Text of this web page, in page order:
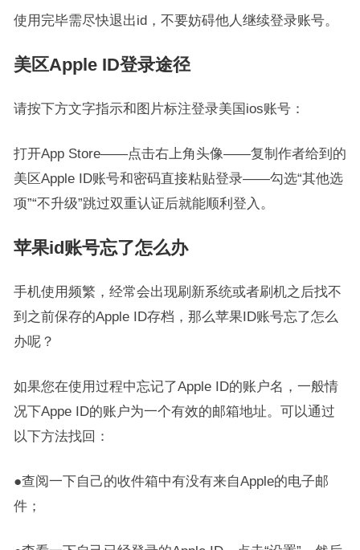
使用完毕需尽快退出id，不要妨碍他人继续登录账号。
美区Apple ID登录途径
请按下方文字指示和图片标注登录美国ios账号：
打开App Store——点击右上角头像——复制作者给到的
美区Apple ID账号和密码直接粘贴登录——勾选“其他选
项”“不升级”跳过双重认证后就能顺利登入。
苹果id账号忘了怎么办
手机使用频繁，经常会出现刷新系统或者刷机之后找不
到之前保存的Apple ID存档，那么苹果ID账号忘了怎么
办呢？
如果您在使用过程中忘记了Apple ID的账户名，一般情
况下Appe ID的账户为一个有效的邮箱地址。可以通过
以下方法找回：
●查阅一下自己的收件箱中有没有来自Apple的电子邮
件；